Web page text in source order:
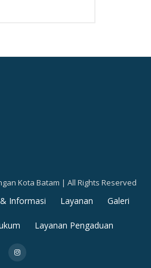
Kota Batam | All Rights Reserved
Informasi Layanan Galeri
Layanan Pengaduan
fa-
instagram